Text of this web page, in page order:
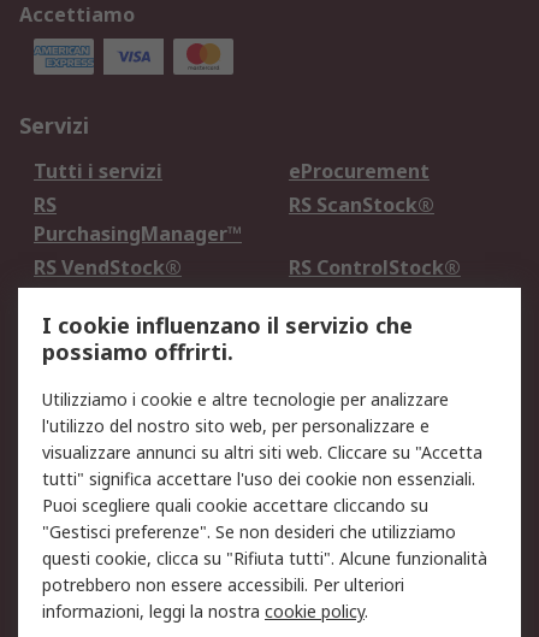
Accettiamo
Servizi
Tutti i servizi
eProcurement
RS
PurchasingManager™
RS ScanStock®
RS VendStock®
RS ControlStock®
Legale
Informativa Cookie
Informativa Privacy -
Aggiornata
Email Security
Termini d'uso
Condizioni di vendita
Condizioni generali di
servizio
Etica e responsabilità
Chi Siamo
I cookie influenzano il servizio che
possiamo offrirti.
Utilizziamo i cookie e altre tecnologie per analizzare
l'utilizzo del nostro sito web, per personalizzare e
visualizzare annunci su altri siti web. Cliccare su "Accetta
tutti" significa accettare l'uso dei cookie non essenziali.
Puoi scegliere quali cookie accettare cliccando su
"Gestisci preferenze". Se non desideri che utilizziamo
questi cookie, clicca su "Rifiuta tutti". Alcune funzionalità
potrebbero non essere accessibili. Per ulteriori
informazioni, leggi la nostra cookie policy.